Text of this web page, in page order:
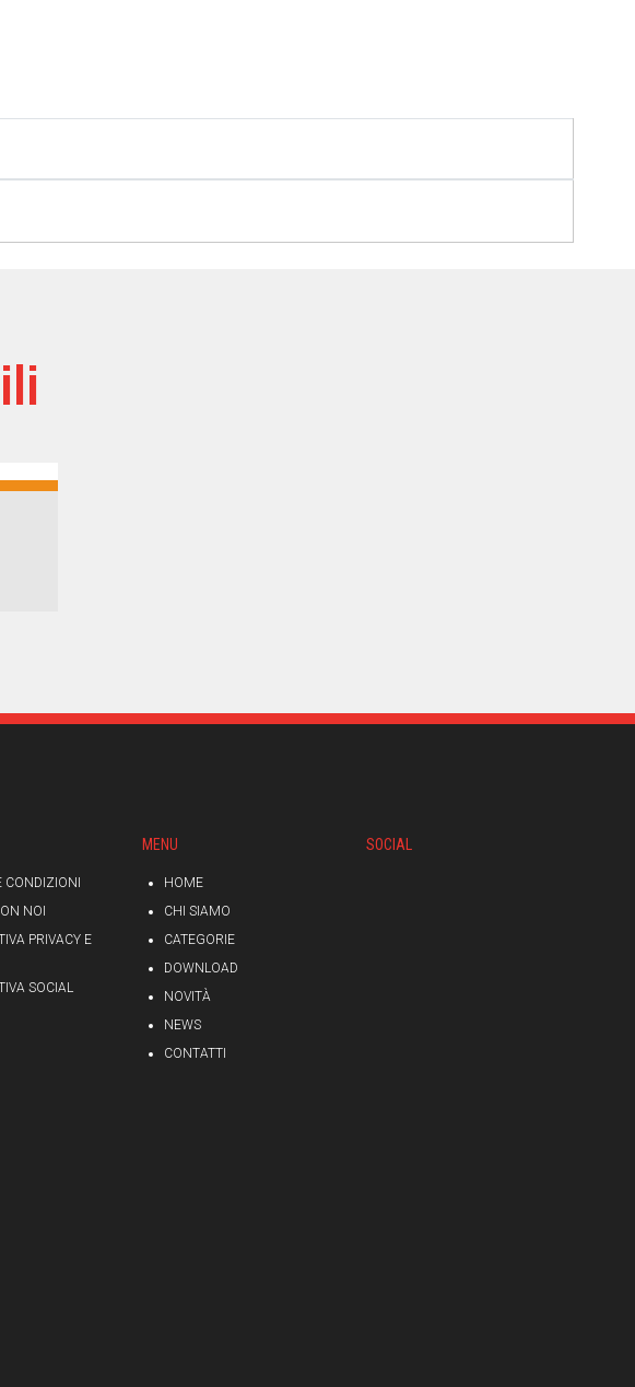
CONDIZIONI
NOI
PRIVACY E
SOCIAL
MENU
HOME
CHI SIAMO
CATEGORIE
DOWNLOAD
NOVITÀ
NEWS
CONTATTI
SOCIAL